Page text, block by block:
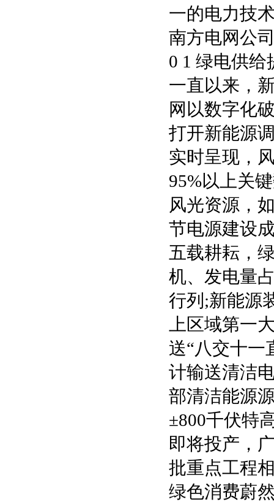
一的电力技
南方电网公
0 1 绿电供给
一直以来，
网以数字化
打开新能源
实时呈现，
95%以上关
风光资源，
节电源建设
五载耕耘，
机、发电量
行列;新能源
上区域第一
送“八交十一
计输送清洁
部清洁能源
±800千伏特
即将投产，
批重点工程
绿色消费蔚